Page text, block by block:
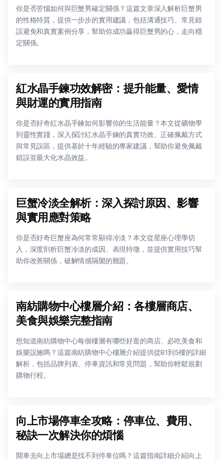
你是否苦惱如何與巨蟹男確定關係？這篇文章深入解析巨蟹男
的性格特質，提供一步步的實用建議，包括溝通技巧、常見錯
誤避免和真實案例分享，幫助你成功贏得巨蟹男的心，走向穩
定關係。
紅水晶手鍊功效解密：提升能量、愛情
與財運的實用指南
你是否好奇紅水晶手鍊如何影響你的生活能量？本文從礦物學
到靈性實踐，深入探討紅水晶手鍊的真實功效、正確佩戴方式
與常見誤區，提供基於十年經驗的專家建議，幫助你避免佩戴
錯誤並最大化水晶效益。
巨蟹冷淡全解析：深入探討原因、影響
與實用應對策略
你是否好奇巨蟹座為何常常顯得冷淡？本文從星座心理學切
入，深度剖析巨蟹冷淡的成因、表現特徵，並提供實用技巧幫
助你改善關係，破解情感隔閡的難題。
南紡購物中心樓層介紹：各樓層商店、
美食與娛樂完整指南
想知道南紡購物中心每個樓層有哪些好逛的商店、必吃美食和
娛樂設施嗎？這篇南紡購物中心樓層介紹提供從B1到5樓的詳細
解析，包括品牌列表、停車資訊和常見問題，幫助你輕鬆規劃
購物行程。
向上市場停車全攻略：停車位、費用、
秘訣一次解決你的煩惱
開車去向上市場總是找不到停車位嗎？這篇指南詳細介紹向上